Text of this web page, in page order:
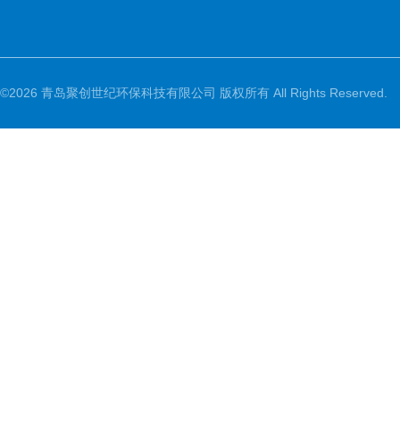
©2026 青岛聚创世纪环保科技有限公司 版权所有 All Rights Reserved.